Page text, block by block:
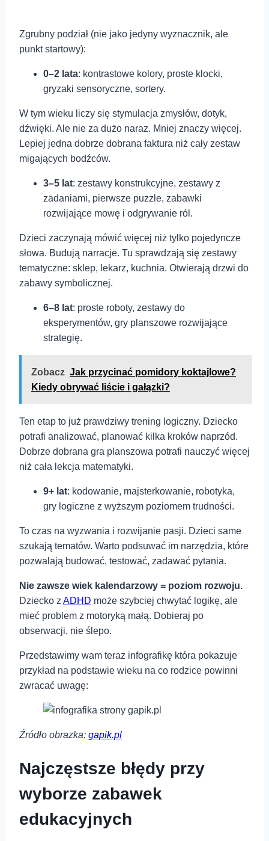
Zgrubny podział (nie jako jedyny wyznacznik, ale
punkt startowy):
0–2 lata: kontrastowe kolory, proste klocki,
gryzaki sensoryczne, sortery.
W tym wieku liczy się stymulacja zmysłów, dotyk,
dźwięki. Ale nie za dużo naraz. Mniej znaczy więcej.
Lepiej jedna dobrze dobrana faktura niż cały zestaw
migających bodźców.
3–5 lat: zestawy konstrukcyjne, zestawy z
zadaniami, pierwsze puzzle, zabawki
rozwijające mowę i odgrywanie ról.
Dzieci zaczynają mówić więcej niż tylko pojedyncze
słowa. Budują narracje. Tu sprawdzają się zestawy
tematyczne: sklep, lekarz, kuchnia. Otwierają drzwi do
zabawy symbolicznej.
6–8 lat: proste roboty, zestawy do
eksperymentów, gry planszowe rozwijające
strategię.
Zobacz Jak przycinać pomidory koktajlowe?
Kiedy obrywać liście i gałązki?
Ten etap to już prawdziwy trening logiczny. Dziecko
potrafi analizować, planować kilka kroków naprzód.
Dobrze dobrana gra planszowa potrafi nauczyć więcej
niż cała lekcja matematyki.
9+ lat: kodowanie, majsterkowanie, robotyka,
gry logiczne z wyższym poziomem trudności.
To czas na wyzwania i rozwijanie pasji. Dzieci same
szukają tematów. Warto podsuwać im narzędzia, które
pozwalają budować, testować, zadawać pytania.
Nie zawsze wiek kalendarzowy = poziom rozwoju.
Dziecko z ADHD może szybciej chwytać logikę, ale
mieć problem z motoryką małą. Dobieraj po
obserwacji, nie ślepo.
Przedstawimy wam teraz infografikę która pokazuje
przykład na podstawie wieku na co rodzice powinni
zwracać uwagę:
Źródło obrazka: gapik.pl
Najczęstsze błędy przy
wyborze zabawek
edukacyjnych